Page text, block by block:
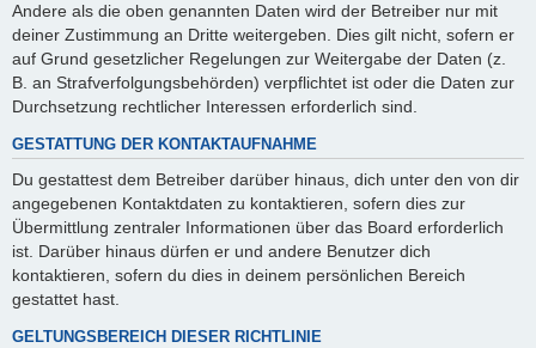
Andere als die oben genannten Daten wird der Betreiber nur mit
deiner Zustimmung an Dritte weitergeben. Dies gilt nicht, sofern er
auf Grund gesetzlicher Regelungen zur Weitergabe der Daten (z.
B. an Strafverfolgungsbehörden) verpflichtet ist oder die Daten zur
Durchsetzung rechtlicher Interessen erforderlich sind.
GESTATTUNG DER KONTAKTAUFNAHME
Du gestattest dem Betreiber darüber hinaus, dich unter den von dir
angegebenen Kontaktdaten zu kontaktieren, sofern dies zur
Übermittlung zentraler Informationen über das Board erforderlich
ist. Darüber hinaus dürfen er und andere Benutzer dich
kontaktieren, sofern du dies in deinem persönlichen Bereich
gestattet hast.
GELTUNGSBEREICH DIESER RICHTLINIE